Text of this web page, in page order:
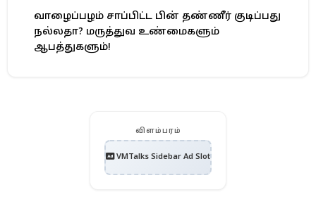
வாழைப்பழம் சாப்பிட்ட பின் தண்ணீர் குடிப்பது
நல்லதா? மருத்துவ உண்மைகளும்
ஆபத்துகளும்!
விளம்பரம்
VMTalks Sidebar Ad Slot